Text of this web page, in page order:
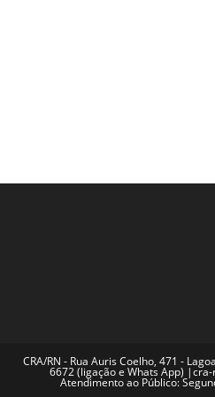
CRA/RN - Rua Auris Coelho, 471 -
6672 (ligação e Whats App)
Atendimento ao Público: